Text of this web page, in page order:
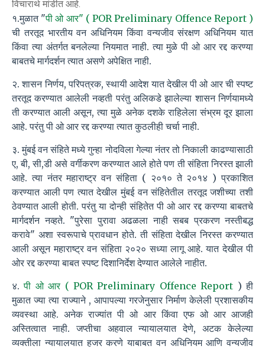
विचारार्थ मांडीत आहे.
१.मुळात "पी ओ आर" ( POR Preliminary Offence Report )
ची तरतूद भारतीय वन अधिनियम किंवा वन्यजीव संरक्षण अधिनियम यात
किंवा त्या अंतर्गत बनलेल्या नियमात नाही. त्या मुळे पी ओ आर रद्द करण्या
बाबतचे मार्गदर्शन त्यात असणे अपेक्षित नाही.
२. शासन निर्णय, परिपत्रक, स्थायी आदेश यात देखील पी ओ आर ची स्पष्ट
तरतूद करण्यात आलेली नव्हती परंतु अलिकडे झालेल्या शासन निर्णयामध्ये
ती करण्यात आली असून, त्या मुळे अनेक दशके राहिलेला संभ्रम दूर झाला
आहे. परंतु पी ओ आर रद्द करण्या त्यात कुठलीही चर्चा नाही.
३. मुंबई वन संहिते मध्ये गुन्हा नोदविला गेल्या नंतर तो निकाली काढण्यासाठी
ए, बी, सी,डी असे वर्गीकरण करण्यात आले होते पण ती संहिता निरस्त झाली
आहे. त्या नंतर महाराष्ट्र वन संहिता ( २०१० ते २०१४ ) प्रकाशित
करण्यात आली पण त्यात देखील मुंबई वन संहितेतील तरतूद जशीच्या तशी
ठेवण्यात आली होती. परंतु या दोन्ही संहितेत पी ओ आर रद्द करण्या बाबतचे
मार्गदर्शन नव्हते. "पुरेसा पुरावा अढळला नाही सबब प्रकरण नस्तीबद्ध
करावे" अशा स्वरूपाचे प्रावधान होते. ती संहिता देखील निरस्त करण्यात
आली असून महाराष्ट्र वन संहिता २०२० सध्या लागू आहे. यात देखील पी
ओर रद्द करण्या बाबत स्पष्ट दिशानिर्देश देण्यात आलेले नाहीत.
४.पी ओ आर ( POR Preliminary Offence Report ) ही
मुळात ज्या त्या राज्याने , आपापल्या गरजेनुसार निर्माण केलेली प्रशासकीय
व्यवस्था आहे. अनेक राज्यांत पी ओ आर किंवा एफ ओ आर आजही
अस्तित्वात नाही. जप्तीचा अहवाल न्यायालयात देणे, अटक केलेल्या
व्यक्तीला न्यायालयात हजर करणे याबाबत वन अधिनियम आणि वन्यजीव